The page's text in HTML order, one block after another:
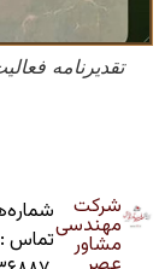
تقدیرنامه
شرکت
مهندسی
مشاور
تماس :